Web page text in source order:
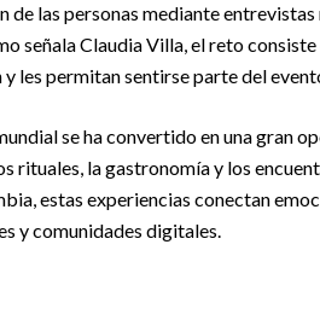
de las personas mediante
señala Claudia Villa, el reto
y les permitan sentirse parte del
se ha convertido en una gran
rituales, la gastronomía y los
estas experiencias conectan
y comunidades digitales.